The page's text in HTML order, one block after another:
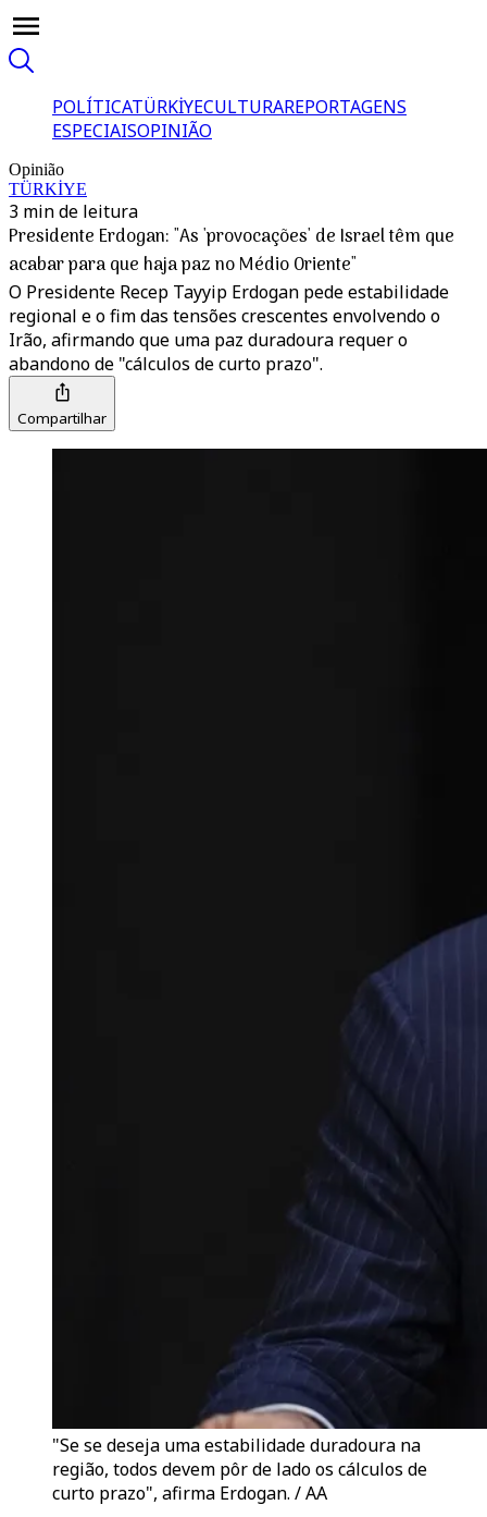
POLÍTICATÜRKİYECULTURAREPORTAGENS
ESPECIAISOPINIÃO
Opinião
TÜRKİYE
3 min de leitura
Presidente Erdogan: "As 'provocações' de Israel têm que
acabar para que haja paz no Médio Oriente"
O Presidente Recep Tayyip Erdogan pede estabilidade
regional e o fim das tensões crescentes envolvendo o
Irão, afirmando que uma paz duradoura requer o
abandono de "cálculos de curto prazo".
Compartilhar
"Se se deseja uma estabilidade duradoura na
região, todos devem pôr de lado os cálculos de
curto prazo", afirma Erdogan. / AA